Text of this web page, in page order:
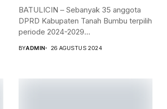
BATULICIN – Sebanyak 35 anggota
DPRD Kabupaten Tanah Bumbu terpilih
periode 2024-2029...
BYADMIN 26 AGUSTUS 2024